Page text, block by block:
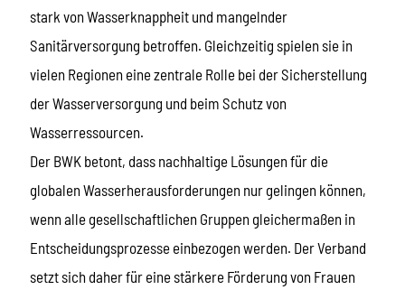
stark von Wasserknappheit und mangelnder
Sanitärversorgung betroffen. Gleichzeitig spielen sie in
vielen Regionen eine zentrale Rolle bei der Sicherstellung
der Wasserversorgung und beim Schutz von
Wasserressourcen.
Der BWK betont, dass nachhaltige Lösungen für die
globalen Wasserherausforderungen nur gelingen können,
wenn alle gesellschaftlichen Gruppen gleichermaßen in
Entscheidungsprozesse einbezogen werden. Der Verband
setzt sich daher für eine stärkere Förderung von Frauen